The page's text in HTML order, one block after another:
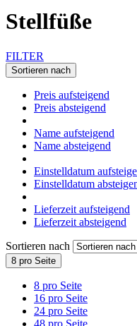
Stellfüße
FILTER
Sortieren nach
Preis aufsteigend
Preis absteigend
Name aufsteigend
Name absteigend
Einstelldatum
Einstelldatum
Lieferzeit aufsteigend
Lieferzeit absteigend
Sortieren nach
8 pro Seite
8 pro Seite
16 pro Seite
24 pro Seite
48 pro Seite